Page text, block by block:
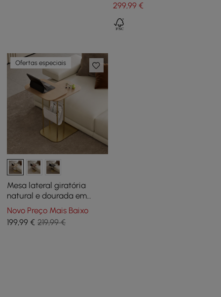
299,99€
Ofertas especiais
Mesa lateral giratória
natural e dourada em
forma de C com
armazenamento
Novo Preço Mais Baixo
199,99 € 219,99 €